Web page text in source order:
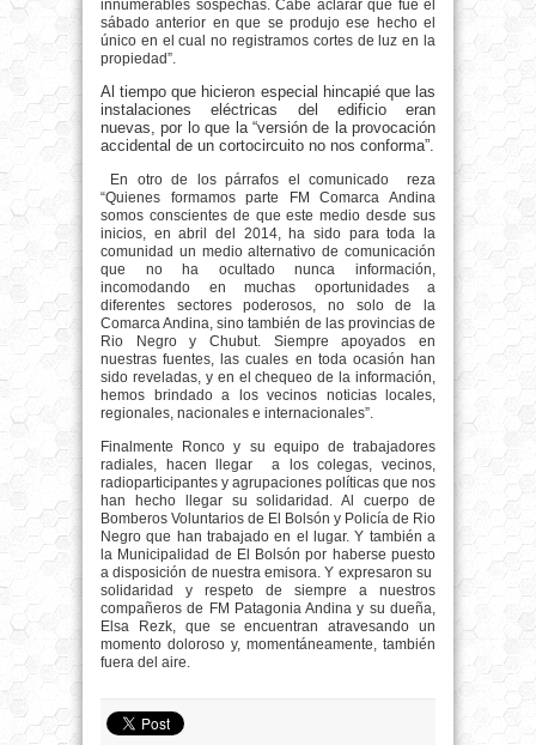
innumerables sospechas. Cabe aclarar que fue el
sábado anterior en que se produjo ese hecho el
único en el cual no registramos cortes de luz en la
propiedad”.
Al tiempo que hicieron especial hincapié que las
instalaciones eléctricas del edificio eran
nuevas, por lo que la “versión de la provocación
accidental de un cortocircuito no nos conforma”.
En otro de los párrafos el comunicado
reza
“Quienes formamos parte FM Comarca Andina
somos conscientes de que este medio desde sus
inicios, en abril del 2014, ha sido para toda la
comunidad un medio alternativo de comunicación
que no ha ocultado nunca información,
incomodando en muchas oportunidades a
diferentes sectores poderosos, no solo de la
Comarca Andina, sino también de las provincias de
Rio Negro y Chubut. Siempre apoyados en
nuestras fuentes, las cuales en toda ocasión han
sido reveladas, y en el chequeo de la información,
hemos brindado a los vecinos noticias locales,
regionales, nacionales e internacionales”.
Finalmente Ronco y su equipo de trabajadores
radiales, hacen llegar
a los colegas, vecinos,
radioparticipantes y agrupaciones políticas que nos
han hecho llegar su solidaridad. Al cuerpo de
Bomberos Voluntarios de El Bolsón y Policía de Rio
Negro que han trabajado en el lugar. Y también a
la Municipalidad de El Bolsón por haberse puesto
a disposición de nuestra emisora. Y expresaron su
solidaridad y respeto de siempre a nuestros
compañeros de FM Patagonia Andina y su dueña,
Elsa Rezk, que se encuentran atravesando un
momento doloroso y, momentáneamente, también
fuera del aire.